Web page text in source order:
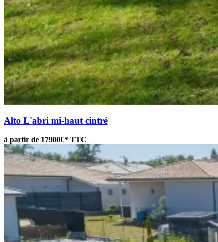
Alto L'abri mi-haut cintré
à partir de 17900€* TTC